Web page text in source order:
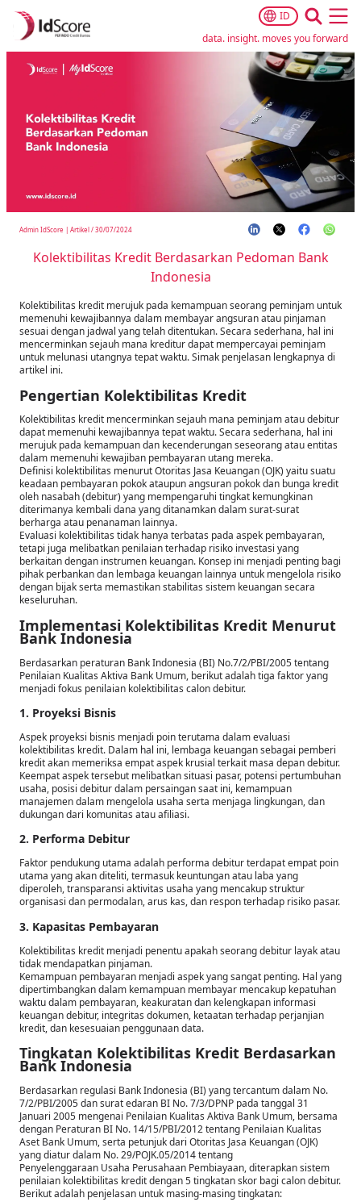
ID
data. insight. moves you forward
Admin IdScore | Artikel/30/07/2024
Kolektibilitas Kredit Berdasarkan Pedoman Bank
Indonesia
Kolektibilitas kredit merujuk pada kemampuan seorang peminjam untuk
memenuhi kewajibannya dalam membayar angsuran atau pinjaman
sesuai dengan jadwal yang telah ditentukan. Secara sederhana, hal ini
mencerminkan sejauh mana kreditur dapat mempercayai peminjam
untuk melunasi utangnya tepat waktu. Simak penjelasan lengkapnya di
artikel ini.
Pengertian Kolektibilitas Kredit
Kolektibilitas kredit mencerminkan sejauh mana peminjam atau debitur
dapat memenuhi kewajibannya tepat waktu. Secara sederhana, hal ini
merujuk pada kemampuan dan kecenderungan seseorang atau entitas
dalam memenuhi kewajiban pembayaran utang mereka.
Definisi kolektibilitas menurut Otoritas Jasa Keuangan (OJK) yaitu suatu
keadaan pembayaran pokok ataupun angsuran pokok dan bunga kredit
oleh nasabah (debitur) yang mempengaruhi tingkat kemungkinan
diterimanya kembali dana yang ditanamkan dalam surat-surat
berharga atau penanaman lainnya.
Evaluasi kolektibilitas tidak hanya terbatas pada aspek pembayaran,
tetapi juga melibatkan penilaian terhadap risiko investasi yang
berkaitan dengan instrumen keuangan. Konsep ini menjadi penting bagi
pihak perbankan dan lembaga keuangan lainnya untuk mengelola risiko
dengan bijak serta memastikan stabilitas sistem keuangan secara
keseluruhan.
Implementasi Kolektibilitas Kredit Menurut
Bank Indonesia
Berdasarkan peraturan Bank Indonesia (BI) No.7/2/PBI/2005 tentang
Penilaian Kualitas Aktiva Bank Umum, berikut adalah tiga faktor yang
menjadi fokus penilaian kolektibilitas calon debitur.
1. Proyeksi Bisnis
Aspek proyeksi bisnis menjadi poin terutama dalam evaluasi
kolektibilitas kredit. Dalam hal ini, lembaga keuangan sebagai pemberi
kredit akan memeriksa empat aspek krusial terkait masa depan debitur.
Keempat aspek tersebut melibatkan situasi pasar, potensi pertumbuhan
usaha, posisi debitur dalam persaingan saat ini, kemampuan
manajemen dalam mengelola usaha serta menjaga lingkungan, dan
dukungan dari komunitas atau afiliasi.
2. Performa Debitur
Faktor pendukung utama adalah performa debitur terdapat empat poin
utama yang akan diteliti, termasuk keuntungan atau laba yang
diperoleh, transparansi aktivitas usaha yang mencakup struktur
organisasi dan permodalan, arus kas, dan respon terhadap risiko pasar.
3. Kapasitas Pembayaran
Kolektibilitas kredit menjadi penentu apakah seorang debitur layak atau
tidak mendapatkan pinjaman.
Kemampuan pembayaran menjadi aspek yang sangat penting. Hal yang
dipertimbangkan dalam kemampuan membayar mencakup kepatuhan
waktu dalam pembayaran, keakuratan dan kelengkapan informasi
keuangan debitur, integritas dokumen, ketaatan terhadap perjanjian
kredit, dan kesesuaian penggunaan data.
Tingkatan Kolektibilitas Kredit Berdasarkan
Bank Indonesia
Berdasarkan regulasi Bank Indonesia (BI) yang tercantum dalam No.
7/2/PBI/2005 dan surat edaran BI No. 7/3/DPNP pada tanggal 31
Januari 2005 mengenai Penilaian Kualitas Aktiva Bank Umum, bersama
dengan Peraturan BI No. 14/15/PBI/2012 tentang Penilaian Kualitas
Aset Bank Umum, serta petunjuk dari Otoritas Jasa Keuangan (OJK)
yang diatur dalam No. 29/POJK.05/2014 tentang
Penyelenggaraan Usaha Perusahaan Pembiayaan, diterapkan sistem
penilaian kolektibilitas kredit dengan 5 tingkatan skor bagi calon debitur.
Berikut adalah penjelasan untuk masing-masing tingkatan: